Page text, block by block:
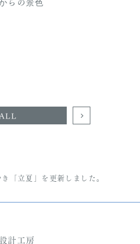
ALL
「立夏」を更新しました。